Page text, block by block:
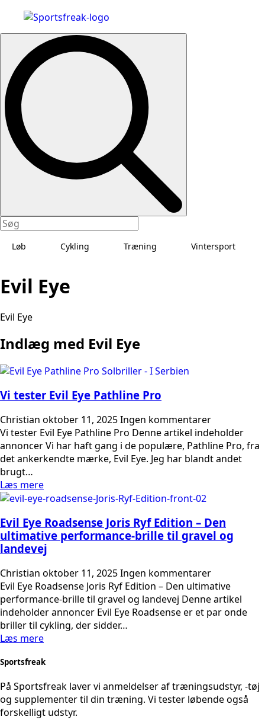
Search
Løb Cykling Træning Vintersport
Evil Eye
Evil Eye
Indlæg med Evil Eye
Vi tester Evil Eye Pathline Pro
Christian oktober 11, 2025Ingen kommentarer
Vi tester Evil Eye Pathline Pro Denne artikel indeholder
annoncer Vi har haft gang i de populære, Pathline Pro, fra
det ankerkendte mærke, Evil Eye. Jeg har blandt andet
brugt…
Læs mere
Evil Eye Roadsense Joris Ryf Edition – Den
ultimative performance-brille til gravel og
landevej
Christian oktober 11, 2025Ingen kommentarer
Evil Eye Roadsense Joris Ryf Edition – Den ultimative
performance-brille til gravel og landevej Denne artikel
indeholder annoncer Evil Eye Roadsense er et par onde
briller til cykling, der sidder…
Læs mere
Sportsfreak
På Sportsfreak laver vi anmeldelser af træningsudstyr, -tøj
og supplementer til din træning. Vi tester løbende også
forskelligt udstyr.